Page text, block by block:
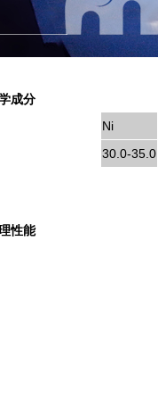
成分
Ni
30.0-35.0
性能